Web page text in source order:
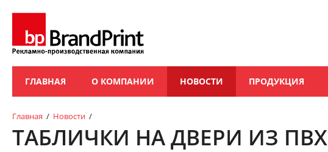
ГЛАВНАЯ О КОМПАНИИ НОВОСТИ ПРОДУКЦИЯ
Главная / Новости /
ТАБЛИЧКИ НА ДВЕРИ ИЗ ПВХ